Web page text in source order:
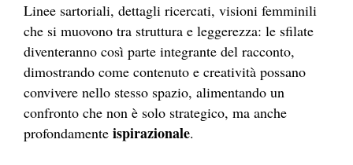
Linee sartoriali, dettagli ricercati, visioni femminili
che si muovono tra struttura e leggerezza: le sfilate
diventeranno così parte integrante del racconto,
dimostrando come contenuto e creatività possano
convivere nello stesso spazio, alimentando un
confronto che non è solo strategico, ma anche
profondamente ispirazionale.